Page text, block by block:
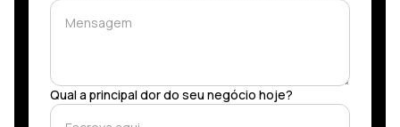
Qual a principal dor do seu negócio hoje?